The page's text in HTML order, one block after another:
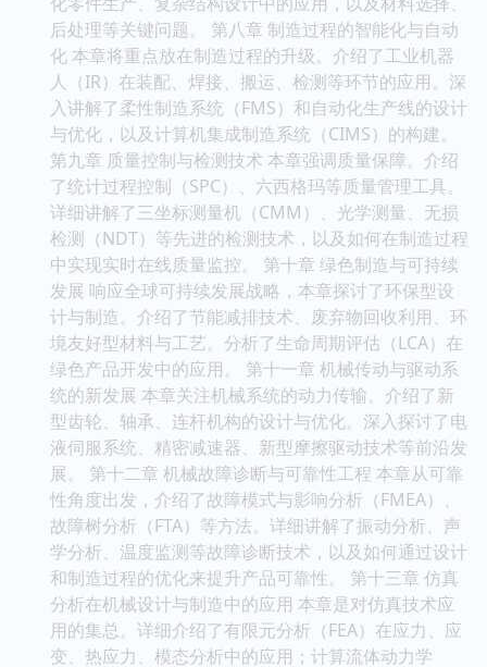
后处理等关键问题。 第八章 制造过程的智能化与自动
化 本章将重点放在制造过程的升级。介绍了工业机器
人（IR）在装配、焊接、搬运、检测等环节的应用。深
入讲解了柔性制造系统（FMS）和自动化生产线的设计
与优化，以及计算机集成制造系统（CIMS）的构建。
第九章 质量控制与检测技术 本章强调质量保障。介绍
了统计过程控制（SPC）、六西格玛等质量管理工具。
详细讲解了三坐标测量机（CMM）、光学测量、无损
检测（NDT）等先进的检测技术，以及如何在制造过程
中实现实时在线质量监控。 第十章 绿色制造与可持续
发展 响应全球可持续发展战略，本章探讨了环保型设
计与制造。介绍了节能减排技术、废弃物回收利用、环
境友好型材料与工艺。分析了生命周期评估（LCA）在
绿色产品开发中的应用。 第十一章 机械传动与驱动系
统的新发展 本章关注机械系统的动力传输。介绍了新
型齿轮、轴承、连杆机构的设计与优化。深入探讨了电
液伺服系统、精密减速器、新型摩擦驱动技术等前沿发
展。 第十二章 机械故障诊断与可靠性工程 本章从可靠
性角度出发，介绍了故障模式与影响分析（FMEA）、
故障树分析（FTA）等方法。详细讲解了振动分析、声
学分析、温度监测等故障诊断技术，以及如何通过设计
和制造过程的优化来提升产品可靠性。 第十三章 仿真
分析在机械设计与制造中的应用 本章是对仿真技术应
用的集总。详细介绍了有限元分析（FEA）在应力、应
变、热应力、模态分析中的应用；计算流体动力学